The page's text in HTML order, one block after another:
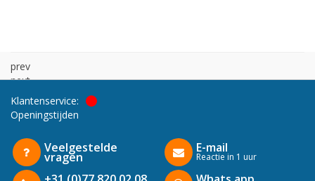
prev
next
Klantenservice:
Openingstijden
Veelgestelde
vragen
E-mail
Reactie in 1 uur